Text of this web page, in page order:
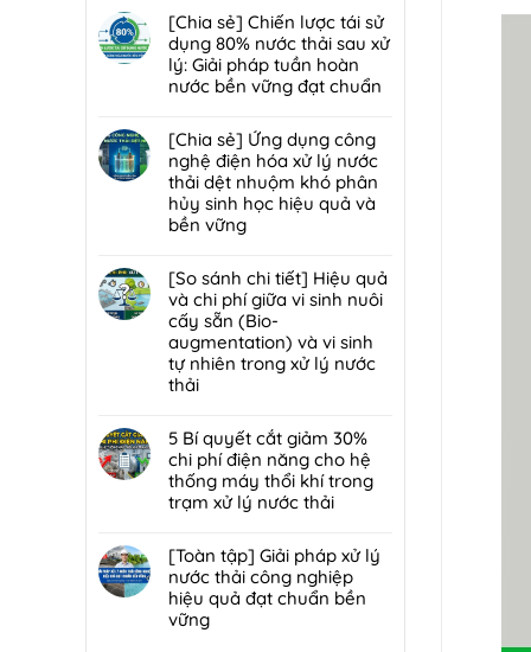
lọc:
Xử
lý
mùi
trung
chuyển
rác
hiệu
quả,
chuẩn
2026
xử
lý
bùn
thải
hại:
Ép
bùn
khung
bản
hay
bùn
ly
tâm
tối
ưu
hơn
nhà
máy
quy
mô
vừa?
có
bình
luận
ở
Giải
7
lỗi
phổ
biến
khiến
đốt
rác
nhanh
hỏng
và
cách
bảo
định
kỳ
từ
chuyên
DCI
[Chia sẻ] Chiến lược tái sử
dụng 80% nước thải sau xử
lý: Giải pháp tuần hoàn
nước bền vững đạt chuẩn
có
bình
luận
ở
[Chia
sẻ]
lược
tái
sử
dụng
80%
nước
sau
xử
lý:
Giải
pháp
hoàn
nước
bền
vững
[Chia sẻ] Ứng dụng công
nghệ điện hóa xử lý nước
thải dệt nhuộm khó phân
hủy sinh học hiệu quả và
bền vững
có
bình
luận
ở
[Chia
sẻ]
Ứng
công
nghệ
điện
hóa
lý
nước
thải
dệt
nhuộm
[So sánh chi tiết] Hiệu quả
và chi phí giữa vi sinh nuôi
cấy sẵn (Bio-
augmentation) và vi sinh
tự nhiên trong xử lý nước
thải
có
bình
luận
ở
[So
chi
tiết]
Hiệu
quả
5 Bí quyết cắt giảm 30%
chi phí điện năng cho hệ
thống máy thổi khí trong
trạm xử lý nước thải
có
bình
luận
ở
[Toàn tập] Giải pháp xử lý
nước thải công nghiệp
hiệu quả đạt chuẩn bền
vững